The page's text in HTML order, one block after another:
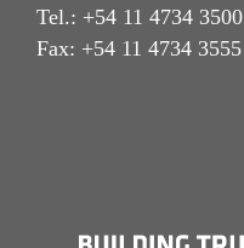
Tel.: +54 11 4734 3500
Fax: +54 11 4734 3555